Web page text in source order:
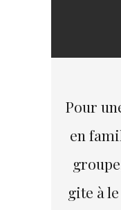
Pour
en
gite à